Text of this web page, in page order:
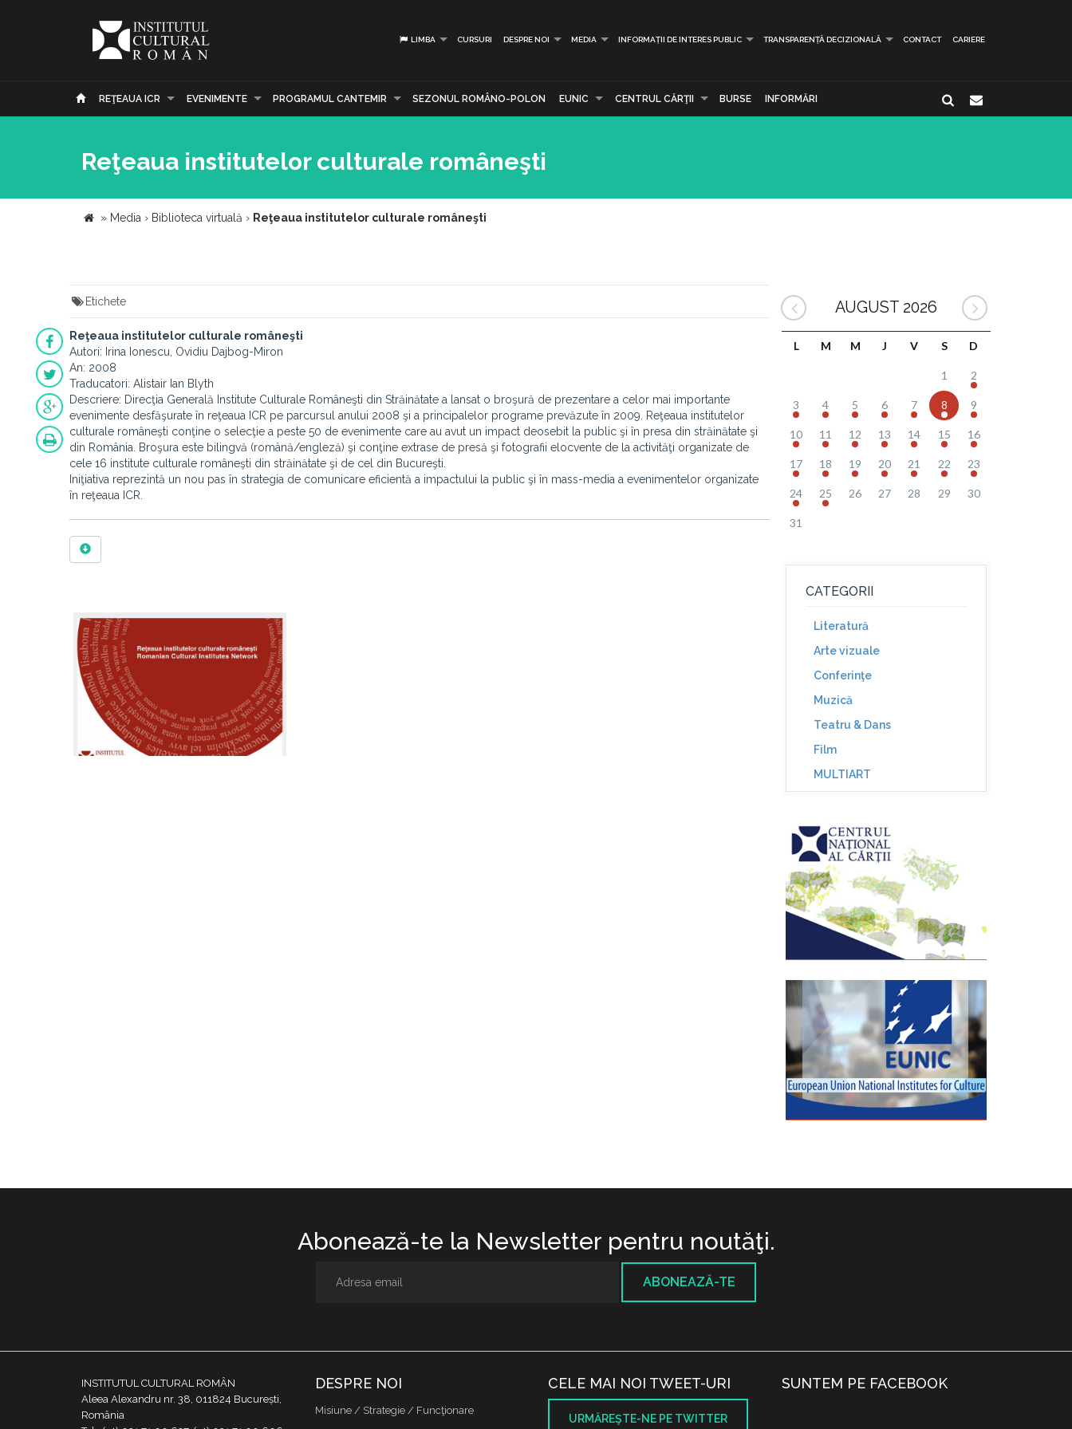
LIMBA CURSURI DESPRE NOI MEDIA INFORMAȚII DE INTERES PUBLIC TRANSPARENȚĂ DECIZIONALĂ CONTACT CARIERE
REŢEAUA ICR EVENIMENTE PROGRAMUL CANTEMIR SEZONUL ROMÂNO-POLON EUNIC CENTRUL CĂRŢII BURSE INFORMĂRI
Reţeaua institutelor culturale româneşti
» Media › Biblioteca virtuală › Reţeaua institutelor culturale româneşti
Etichete
Reţeaua institutelor culturale româneşti
Autori: Irina Ionescu, Ovidiu Dajbog-Miron
An: 2008
Traducatori: Alistair Ian Blyth
Descriere: Direcţia Generală Institute Culturale Româneşti din Străinătate a lansat o broşură de prezentare a celor mai importante
evenimente desfăşurate în reţeaua ICR pe parcursul anului 2008 şi a principalelor programe prevăzute în 2009. Reţeaua institutelor
culturale româneşti conţine o selecţie a peste 50 de evenimente care au avut un impact deosebit la public şi în presa din străinătate şi
din România. Broşura este bilingvă (română/engleză) şi conţine extrase de presă şi fotografii elocvente de la activităţi organizate de
cele 16 institute culturale româneşti din străinătate şi de cel din Bucureşti.
Iniţiativa reprezintă un nou pas în strategia de comunicare eficientă a impactului la public şi în mass-media a evenimentelor organizate
în reţeaua ICR.
AUGUST 2026
L M M J V S D
1 2
3 4 5 6 7 8 9
10 11 12 13 14 15 16
17 18 19 20 21 22 23
24 25 26 27 28 29 30
31
CATEGORII
Literatură
Arte vizuale
Conferinţe
Muzică
Teatru & Dans
Film
MULTIART
Abonează-te la Newsletter pentru noutăţi.
ABONEAZĂ-TE
INSTITUTUL CULTURAL ROMÂN
Aleea Alexandru nr. 38, 011824 București,
România
DESPRE NOI
Misiune / Strategie / Funcţionare
CELE MAI NOI TWEET-URI
URMĂREŞTE-NE PE TWITTER
SUNTEM PE FACEBOOK